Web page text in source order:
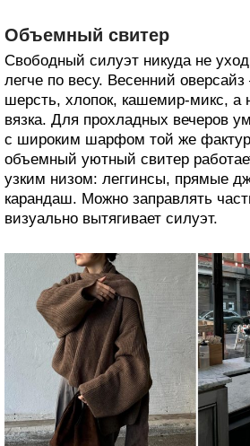
Объемный свитер
Свободный силуэт никуда не
легче по весу. Весенний
шерсть, хлопок, кашемир-микс, а
вязка. Для прохладных вечеров
с широким шарфом той же
объемный уютный свитер
узким низом: леггинсы, прямые
карандаш. Можно заправлять
визуально вытягивает силуэт.